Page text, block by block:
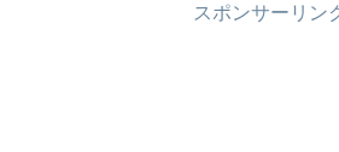
スポンサーリン